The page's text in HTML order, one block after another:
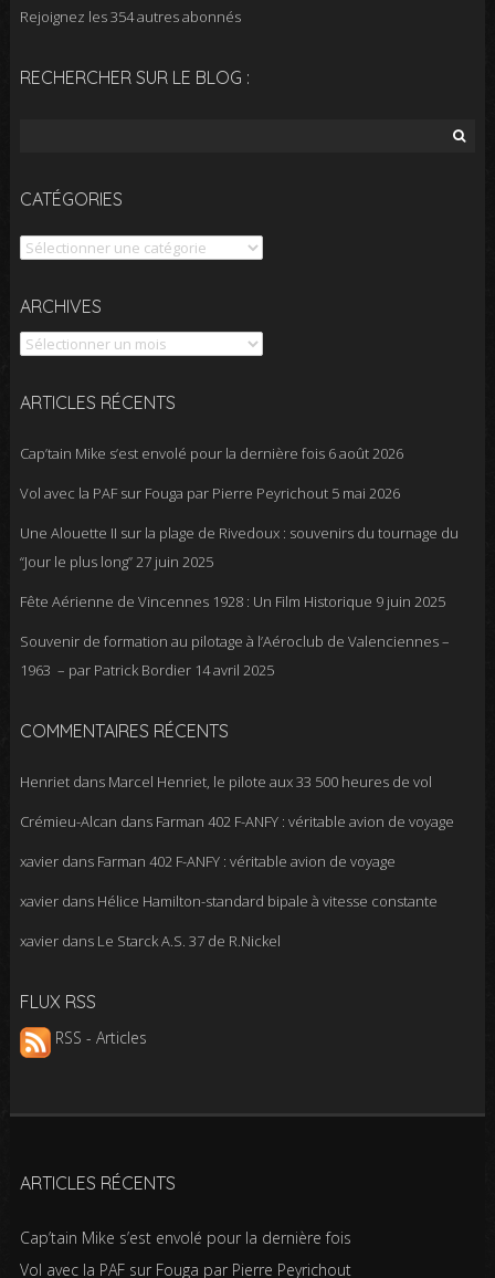
Rejoignez les 354 autres abonnés
RECHERCHER SUR LE BLOG :
CATÉGORIES
Catégories
ARCHIVES
Archives
ARTICLES RÉCENTS
Cap’tain Mike s’est envolé pour la dernière fois 6 août 2026
Vol avec la PAF sur Fouga par Pierre Peyrichout 5 mai 2026
Une Alouette II sur la plage de Rivedoux : souvenirs du tournage du
“Jour le plus long”27 juin 2025
Fête Aérienne de Vincennes 1928 : Un Film Historique 9 juin 2025
Souvenir de formation au pilotage à l’Aéroclub de Valenciennes –
1963 – par Patrick Bordier 14 avril 2025
COMMENTAIRES RÉCENTS
Henrietdans Marcel Henriet, le pilote aux 33 500 heures de vol
Crémieu-Alcan dans Farman 402 F-ANFY : véritable avion de voyage
xavierdans Farman 402 F-ANFY : véritable avion de voyage
xavierdans Hélice Hamilton-standard bipale à vitesse constante
xavierdans Le Starck A.S. 37 de R.Nickel
FLUX RSS
RSS - Articles
ARTICLES RÉCENTS
Cap’tain Mike s’est envolé pour la dernière fois
Vol avec la PAF sur Fouga par Pierre Peyrichout